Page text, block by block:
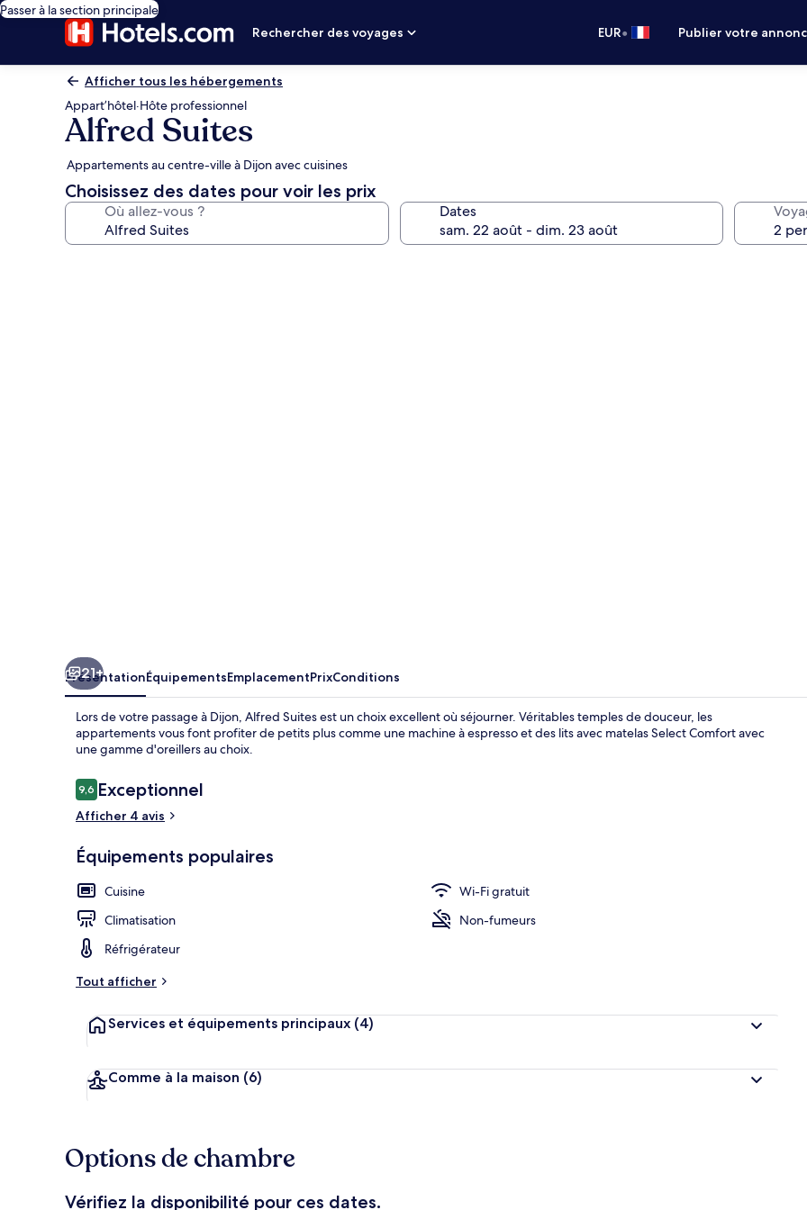
Passer à la section principale
Rechercher des voyages
EUR• Publier votre
Afficher tous les hébergements
Appart’hôtel·Hôte professionnel
Alfred Suites
Appartements au centre-ville à Dijon avec cuisines
Choisissez des dates pour voir les prix
Où allez-vous ? Dates
21+
PrésentationÉquipementsEmplacementPrixConditions
Lors de votre passage à Dijon, Alfred Suites est un choix excellent où séjourner. Véritables temples de douceur, les
appartements vous font profiter de petits plus comme une machine à espresso et des lits avec matelas Select Comfort avec
une gamme d'oreillers au choix.
Avis
voyageurs
9,69,6 sur 10
Exceptionnel
Afficher 4 avis
Équipements populaires
Cuisine
Wi-Fi gratuit
Climatisation
Non-fumeurs
Réfrigérateur
Tout afficher
Services et équipements principaux (4)
Comme à la maison (6)
Options de chambre
Vérifiez la disponibilité pour ces dates.